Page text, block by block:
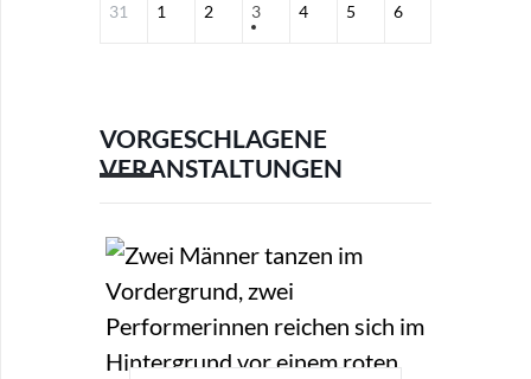
31 1 2 3 4 5 6
VORGESCHLAGENE
VERANSTALTUNGEN